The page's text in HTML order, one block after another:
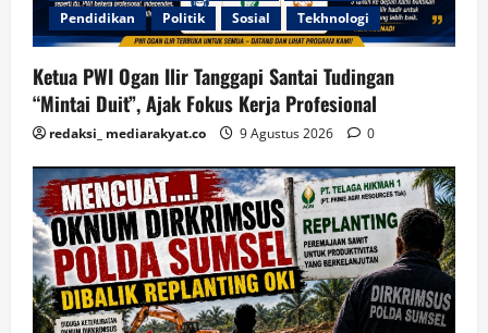
Pendidikan
Politik Sosial Tekhnologi
Ketua PWI Ogan Ilir Tanggapi Santai Tudingan
“Mintai Duit”, Ajak Fokus Kerja Profesional
redaksi_ mediarakyat.co 9 Agustus 2026 0